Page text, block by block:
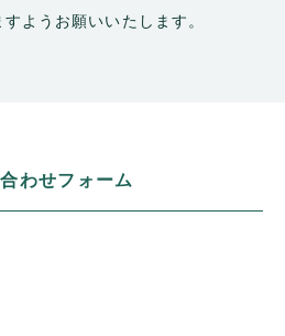
ようお願いいたします。
わせフォーム